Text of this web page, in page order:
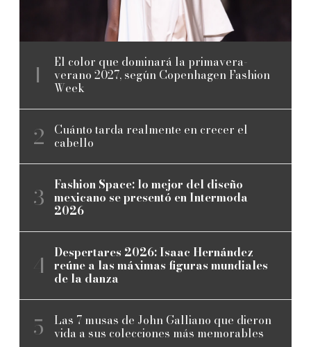
El color que dominará la primavera-
verano 2027, según Copenhagen Fashion
Week
Cuánto tarda realmente en crecer el
cabello
Fashion Space: lo mejor del diseño
mexicano se presentó en Intermoda
2026
Despertares 2026: Isaac Hernández
reúne a las máximas figuras mundiales
de la danza
Las 7 musas de John Galliano que dieron
vida a sus colecciones más memorables